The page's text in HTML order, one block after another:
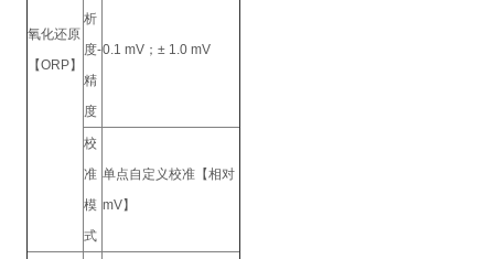
氧化还原
【ORP】
析
度-
精
度
0.1 mV；± 1.0 mV
校
准
模
式
单点自定义校准【相对
mV】